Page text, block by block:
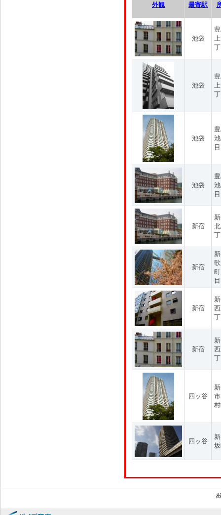
外観 最寄駅
池袋
池袋
池袋
目
池袋
新宿
新宿
目
新宿
新宿
四ッ谷
四ッ谷